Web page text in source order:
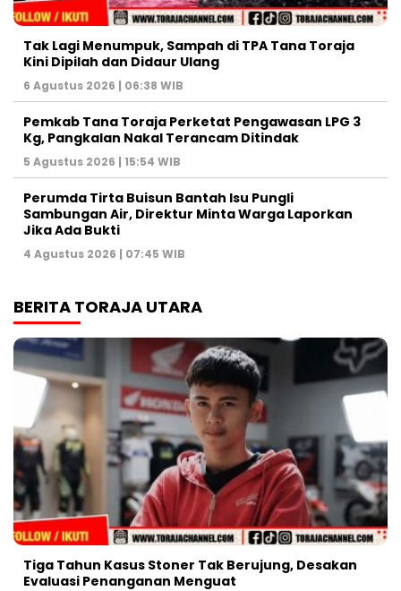
Tak Lagi Menumpuk, Sampah di TPA Tana Toraja
Kini Dipilah dan Didaur Ulang
6 Agustus 2026 | 06:38 WIB
Pemkab Tana Toraja Perketat Pengawasan LPG 3
Kg, Pangkalan Nakal Terancam Ditindak
5 Agustus 2026 | 15:54 WIB
Perumda Tirta Buisun Bantah Isu Pungli
Sambungan Air, Direktur Minta Warga Laporkan
Jika Ada Bukti
4 Agustus 2026 | 07:45 WIB
BERITA TORAJA UTARA
Tiga Tahun Kasus Stoner Tak Berujung, Desakan
Evaluasi Penanganan Menguat